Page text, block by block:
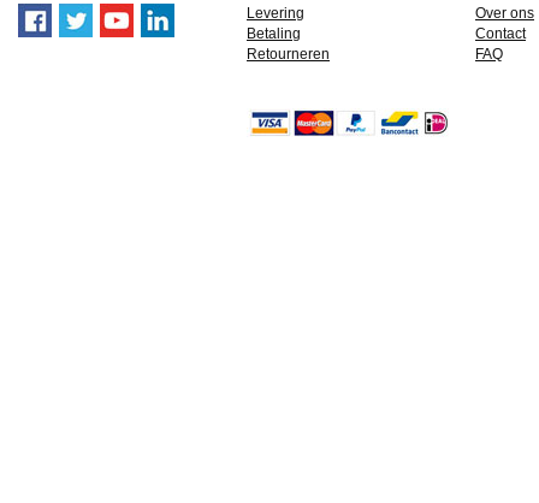
Levering
Betaling
Retourneren
Over ons
Contact
FAQ